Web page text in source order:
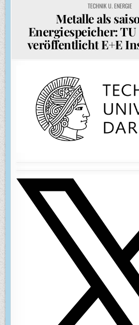
POSTED
IN
TECHNIK U. ENERGIE
Metalle als
Energiespeicher:
veröffentlicht E+E